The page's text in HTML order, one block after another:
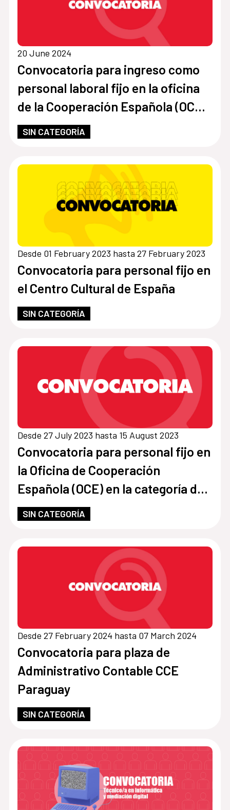
20 June 2024
Convocatoria para ingreso como
personal laboral fijo en la oficina
de la Cooperación Española (OCE)
en Paraguay con la categoría de
Auxiliar Administrativo
SIN CATEGORÍA
Desde 01 February 2023 hasta 27 February 2023
Convocatoria para personal fijo en
el Centro Cultural de España
SIN CATEGORÍA
Desde 27 July 2023 hasta 15 August 2023
Convocatoria para personal fijo en
la Oficina de Cooperación
Española (OCE) en la categoría de
Chofer
SIN CATEGORÍA
Desde 27 February 2024 hasta 07 March 2024
Convocatoria para plaza de
Administrativo Contable CCE
Paraguay
SIN CATEGORÍA